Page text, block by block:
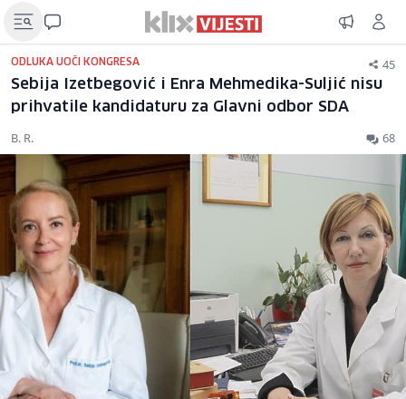
ODLUKA UOČI KONGRESA 45
Sebija Izetbegović i Enra Mehmedika-Suljić nisu
prihvatile kandidaturu za Glavni odbor SDA
B. R. 68